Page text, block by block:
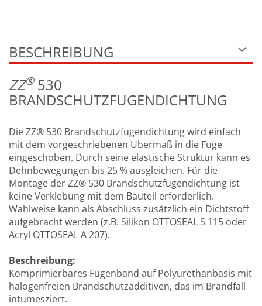
BESCHREIBUNG
ZZ®530
BRANDSCHUTZFUGENDICHTUNG
Die ZZ® 530 Brandschutzfugendichtung wird einfach
mit dem vorgeschriebenen Übermaß in die Fuge
eingeschoben. Durch seine elastische Struktur kann es
Dehnbewegungen bis 25 % ausgleichen. Für die
Montage der ZZ® 530 Brandschutzfugendichtung ist
keine Verklebung mit dem Bauteil erforderlich.
Wahlweise kann als Abschluss zusätzlich ein Dichtstoff
aufgebracht werden (z.B. Silikon OTTOSEAL S 115 oder
Acryl OTTOSEAL A 207).
Beschreibung:
Komprimierbares Fugenband auf Polyurethanbasis mit
halogenfreien Brandschutzadditiven, das im Brandfall
intumesziert.